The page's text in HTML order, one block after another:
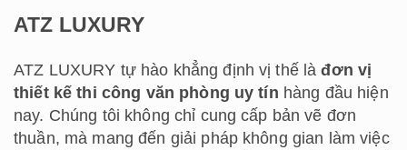
ATZ LUXURY
ATZ LUXURY tự hào khẳng định vị thế làđơn vị
thiết kế thi công văn phòng uy tín hàng đầu hiện
nay. Chúng tôi không chỉ cung cấp bản vẽ đơn
thuần, mà mang đến giải pháp không gian làm việc